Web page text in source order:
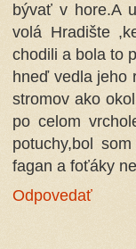
bývať v hore.A
volá Hradište
chodili a bola to
hneď vedla jeho
stromov ako
po celom
potuchy,bol
fagan a foťáky
Odpovedať